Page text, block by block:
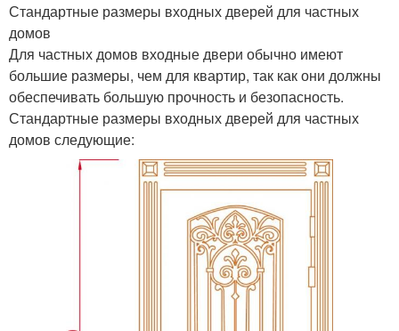
Стандартные размеры входных дверей для частных
домов
Для частных домов входные двери обычно имеют
большие размеры, чем для квартир, так как они должны
обеспечивать большую прочность и безопасность.
Стандартные размеры входных дверей для частных
домов следующие: